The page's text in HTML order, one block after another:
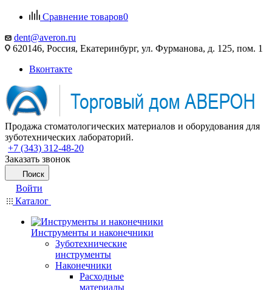
Сравнение товаров0
dent@averon.ru
620146, Россия, Екатеринбург, ул. Фурманова, д. 125, пом. 1
Вконтакте
Продажа стоматологических материалов и оборудования для
зуботехнических лабораторий.
+7 (343) 312-48-20
Заказать звонок
Поиск
Войти
Каталог
Инструменты и наконечники
Зуботехнические
инструменты
Наконечники
Расходные
материалы